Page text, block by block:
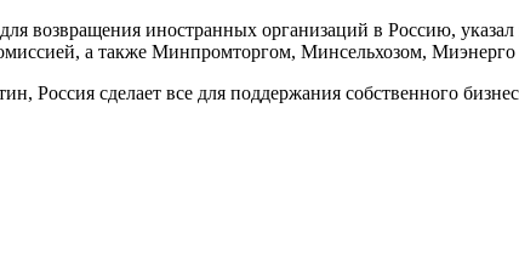
возвращения иностранных организаций в Россию,
а также Минпромторгом, Минсельхозом,
Россия сделает все для поддержания собственного